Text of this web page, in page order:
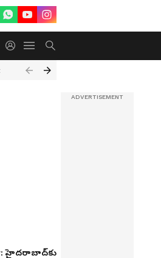
Saturn Transit Zodiac Signs
హైదరాబాద్‌కు